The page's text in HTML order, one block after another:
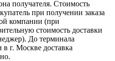
получателя. Стоимость
при получении заказа
компании (при
стоимость доставки
До терминала
г. Москве доставка